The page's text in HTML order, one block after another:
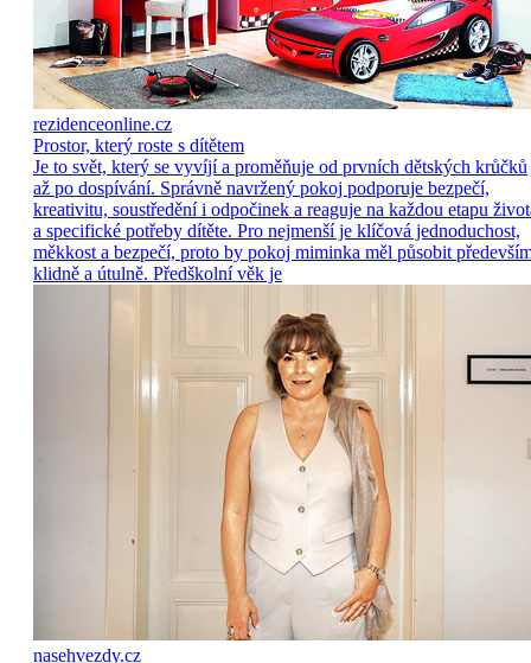
rezidenceonline.cz
Prostor, který roste s dítětem
Je to svět, který se vyvíjí a proměňuje od prvních dětských krůčků
až po dospívání. Správně navržený pokoj podporuje bezpečí,
kreativitu, soustředění i odpočinek a reaguje na každou etapu
a specifické potřeby dítěte. Pro nejmenší je klíčová jednoduchost,
měkkost a bezpečí, proto by pokoj miminka měl působit
klidně a útulně. Předškolní věk je
nasehvezdy.cz